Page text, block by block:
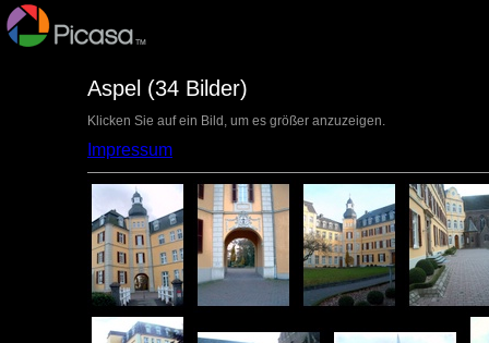
Aspel (34 Bilder)
Klicken Sie auf ein Bild, um es größer anzuzeigen.
Impressum